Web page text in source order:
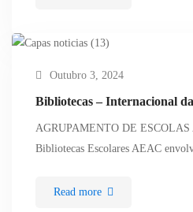
Outubro 3, 2024
Bibliotecas – Internacional
AGRUPAMENTO DE
Bibliotecas Escolares AEAC
Read more